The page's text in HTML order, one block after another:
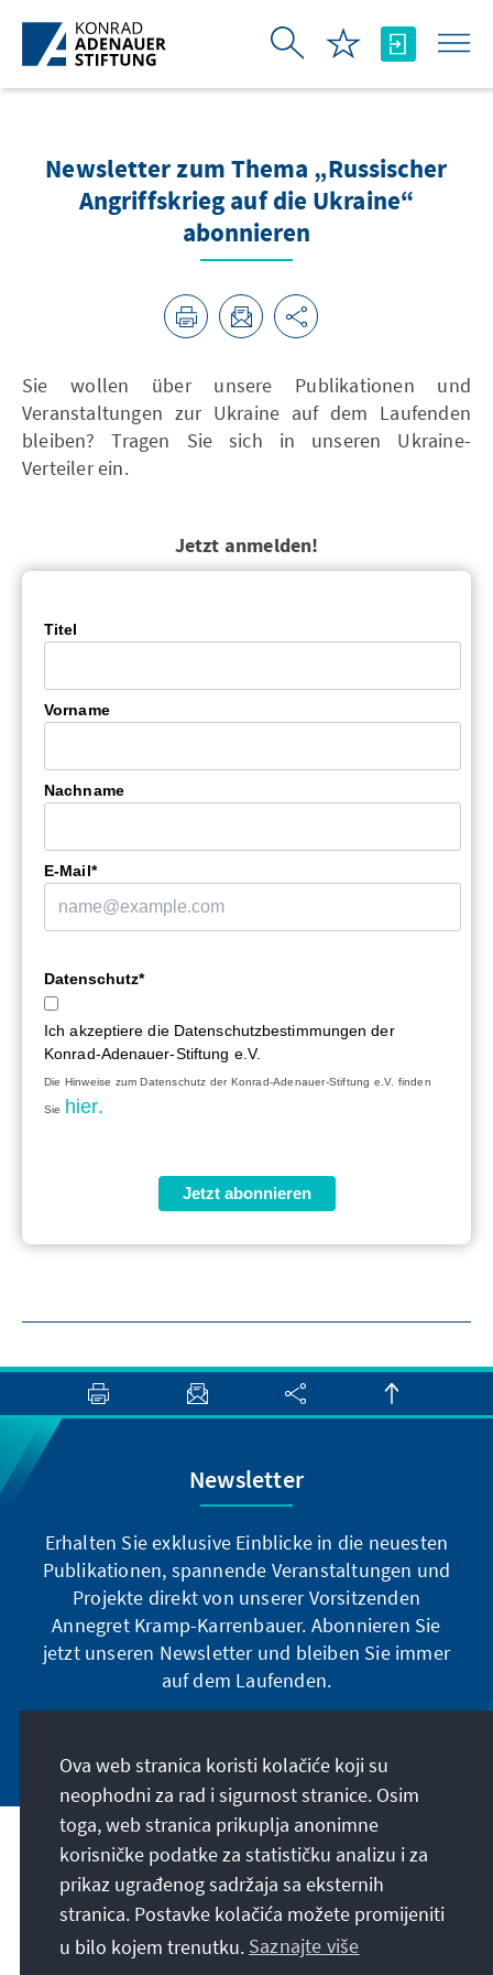
Skip to Main Content
Newsletter zum Thema „Russischer
Angriffskrieg auf die Ukraine“
abonnieren
Sie wollen über unsere Publikationen und
Veranstaltungen zur Ukraine auf dem Laufenden
bleiben? Tragen Sie sich in unseren Ukraine-
Verteiler ein.
Jetzt anmelden!
Titel
Vorname
Nachname
E-Mail*
Datenschutz*
Ich akzeptiere die Datenschutzbestimmungen der
Konrad-Adenauer-Stiftung e.V.
Die Hinweise zum Datenschutz der Konrad-Adenauer-Stiftung e.V. finden
Sie hier.
Jetzt abonnieren
Newsletter
Erhalten Sie exklusive Einblicke in die neuesten
Publikationen, spannende Veranstaltungen und
Projekte direkt von unserer Vorsitzenden
Annegret Kramp-Karrenbauer. Abonnieren Sie
jetzt unseren Newsletter und bleiben Sie immer
auf dem Laufenden.
Naša misija
Kontakt
Ova web stranica koristi kolačiće koji su
neophodni za rad i sigurnost stranice. Osim
toga, web stranica prikuplja anonimne
korisničke podatke za statističku analizu i za
prikaz ugrađenog sadržaja sa eksternih
stranica. Postavke kolačića možete promijeniti
u bilo kojem trenutku. Saznajte više